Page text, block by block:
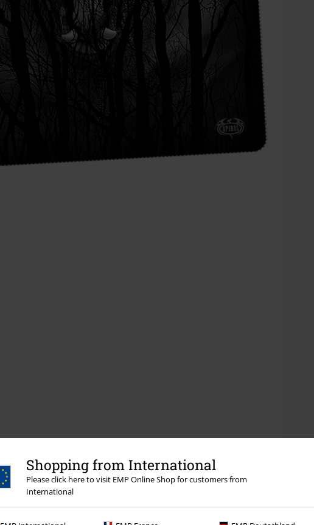
Shopping from International
Please click here to visit EMP Online Shop for customers from
International